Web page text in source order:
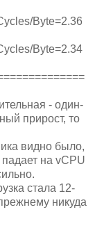
Byte=2.36
Byte=2.34
- один-
прирост, то
видно было,
на vCPU
стала 12-
никуда